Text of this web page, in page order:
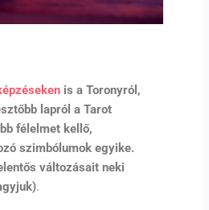
is a Toronyról,
lapról a Tarot
félelmet kellő,
szimbólumok egyike.
változásait neki
.